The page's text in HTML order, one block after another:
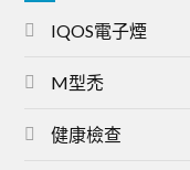
IQOS電子煙
M型禿
健康檢查